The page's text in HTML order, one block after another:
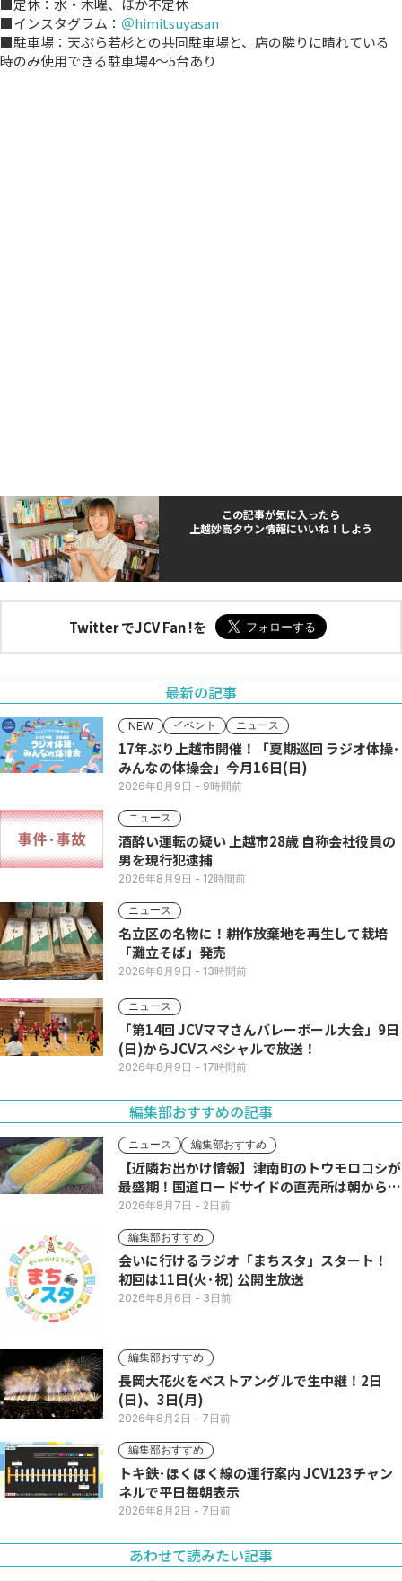
■定休：水・木曜、ほか不定休
■インスタグラム： ＠himitsuyasan
■駐車場：天ぷら若杉との共同駐車場と、店の隣りに晴れている
時のみ使用できる駐車場4～5台あり
この記事が気に入ったら
上越妙高タウン情報にいいね！しよう
Twitter でJCV Fan !を
最新の記事
NEW イベント ニュース
17年ぶり上越市開催！「夏期巡回 ラジオ体操･
みんなの体操会」今月16日(日)
2026年8月9日 - 9時間前
ニュース
酒酔い運転の疑い 上越市28歳 自称会社役員の
男を現行犯逮捕
2026年8月9日 - 12時間前
ニュース
名立区の名物に！耕作放棄地を再生して栽培
「灘立そば」発売
2026年8月9日 - 13時間前
ニュース
「第14回 JCVママさんバレーボール大会」9日
(日)からJCVスペシャルで放送！
2026年8月9日 - 17時間前
編集部おすすめの記事
ニュース 編集部おすすめ
【近隣お出かけ情報】津南町のトウモロコシが
最盛期！国道ロードサイドの直売所は朝から長
い列
2026年8月7日 - 2日前
編集部おすすめ
会いに行けるラジオ「まちスタ」スタート！
初回は11日(火･祝) 公開生放送
2026年8月6日 - 3日前
編集部おすすめ
長岡大花火をベストアングルで生中継！2日
(日)、3日(月)
2026年8月2日 - 7日前
編集部おすすめ
トキ鉄･ほくほく線の運行案内 JCV123チャン
ネルで平日毎朝表示
2026年8月2日 - 7日前
あわせて読みたい記事